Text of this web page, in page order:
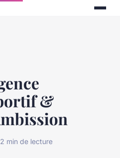
&
min de lecture